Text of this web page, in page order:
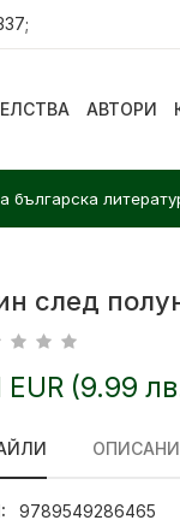
АВТОРИ
българска
след
EUR (9.99
9789549286465